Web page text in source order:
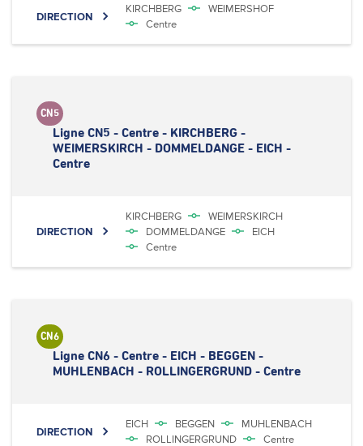
DIRECTION
KIRCHBERG
WEIMERSHOF
Centre
CN5
Ligne CN5 - Centre - KIRCHBERG -
WEIMERSKIRCH - DOMMELDANGE - EICH -
Centre
DIRECTION
KIRCHBERG
WEIMERSKIRCH
DOMMELDANGE
EICH
Centre
CN6
Ligne CN6 - Centre - EICH - BEGGEN -
MUHLENBACH - ROLLINGERGRUND - Centre
DIRECTION
EICH BEGGEN
MUHLENBACH
ROLLINGERGRUND
Centre